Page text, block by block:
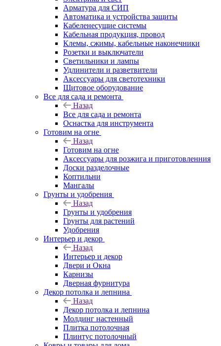
Арматура для СИП
Автоматика и устройства защиты
Кабеленесущие системы
Кабельная продукция, провод
Клемы, сжимы, кабельные наконечники
Розетки и выключатели
Светильники и лампы
Удлинители и разветвители
Аксессуары для светотехники
Щитовое оборудование
Все для сада и ремонта
Назад
Все для сада и ремонта
Оснастка для инструмента
Готовим на огне
Назад
Готовим на огне
Аксессуары для розжига и приготовленния
Доски разделочные
Коптильни
Мангалы
Грунты и удобрения
Назад
Грунты и удобрения
Грунты для растений
Удобрения
Интерьер и декор
Назад
Интерьер и декор
Двери и Окна
Карнизы
Дверная фурнитура
Декор потолка и лепнина
Назад
Декор потолка и лепнина
Молдинг настенный
Плитка потолочная
Плинтус потолочный